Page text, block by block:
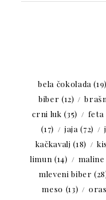
bela čokolada (19)
biber (12)
crni luk (35) feta
(17)
jaja (72)
kačkavalj (18)
limun (14) maline
mleveni biber
meso (13)